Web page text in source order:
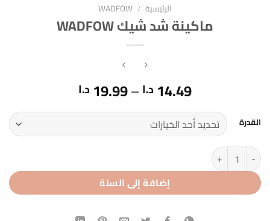
الرئيسية /
WADFOW
ماكينة شد شيك WADFOW
14.49 د.ا–
19.99 د.ا
السعر:
من القدرة
كمية ماكينة شد شيك WADFOW
إضافة إلى السلة